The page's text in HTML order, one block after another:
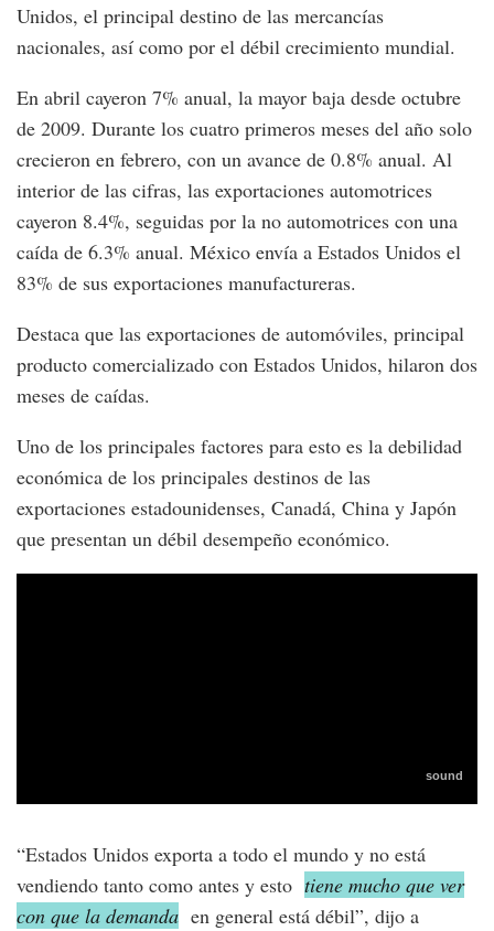
Unidos, el principal destino de las mercancías
nacionales, así como por el débil crecimiento mundial.
En abril cayeron 7% anual, la mayor baja desde octubre
de 2009. Durante los cuatro primeros meses del año solo
crecieron en febrero, con un avance de 0.8% anual. Al
interior de las cifras, las exportaciones automotrices
cayeron 8.4%, seguidas por la no automotrices con una
caída de 6.3% anual. México envía a Estados Unidos el
83% de sus exportaciones manufactureras.
Destaca que las exportaciones de automóviles, principal
producto comercializado con Estados Unidos, hilaron dos
meses de caídas.
Uno de los principales factores para esto es la debilidad
económica de los principales destinos de las
exportaciones estadounidenses, Canadá, China y Japón
que presentan un débil desempeño económico.
“Estados Unidos exporta a todo el mundo y no está
vendiendo tanto como antes y esto tiene mucho que ver
con que la demanda en general está débil”, dijo a